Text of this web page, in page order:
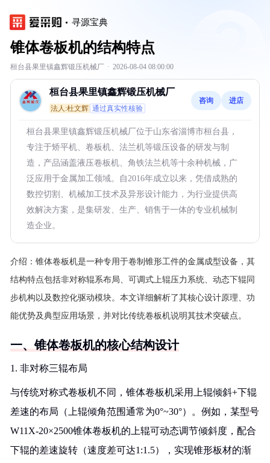
寻源宝典
锥体卷板机的结构特点
桓台县果里镇鑫辉锻压机械厂 · 2026-08-04 08:00:00
桓台县果里镇鑫辉锻压机械厂
法人:杜文辉 通过真实性核验
咨询 进店
桓台县果里镇鑫辉锻压机械厂位于山东省淄博市桓台县，
专注于矫平机、卷板机、法兰机等锻压设备的研发与制
造，产品涵盖液压卷板机、角铁法兰机等十余种机械，广
泛应用于金属加工领域。自2016年成立以来，凭借成熟的
数控切割、机械加工技术及异形设计能力，为行业提供高
效解决方案，是集研发、生产、销售于一体的专业机械制
造企业。
介绍： 锥体卷板机是一种专用于卷制锥形工件的金属成型设备，其
结构特点包括非对称辊系布局、可调式上辊压力系统、动态下辊同
步机构以及数控化驱动模块。本文详细解析了其核心设计原理、功
能优势及典型应用场景，并对比传统卷板机说明其技术突破点。
一、锥体卷板机的核心结构设计
1. 非对称三辊布局
与传统对称式卷板机不同，锥体卷板机采用上辊倾斜+下辊
差速的布局（上辊倾角范围通常为0°~30°）。例如，某型号
W11X-20×2500锥体卷板机的上辊可动态调节倾斜度，配合
下辊的差速旋转（速度差可达1:1.5），实现锥形板材的渐